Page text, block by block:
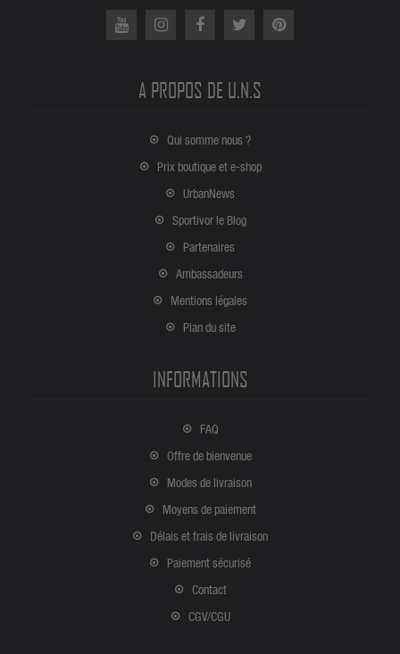
A PROPOS DE U.N.S
Qui somme nous ?
Prix boutique et e-shop
UrbanNews
Sportivor le Blog
Partenaires
Ambassadeurs
Mentions légales
Plan du site
INFORMATIONS
FAQ
Offre de bienvenue
Modes de livraison
Moyens de paiement
Délais et frais de livraison
Paiement sécurisé
Contact
CGV/CGU